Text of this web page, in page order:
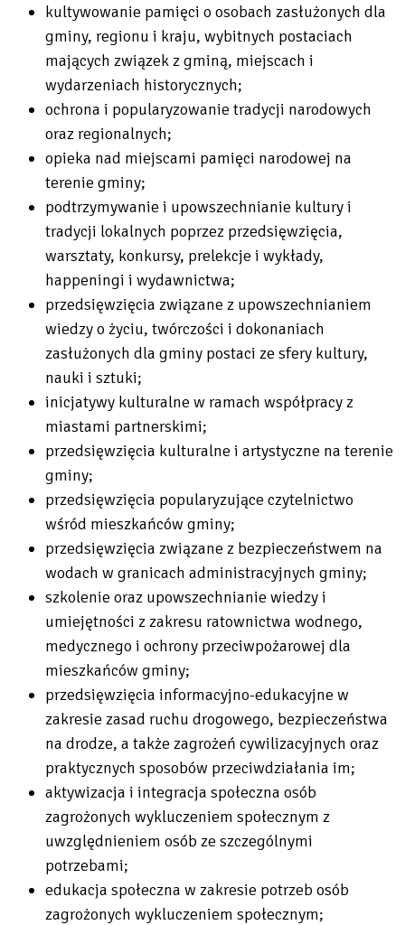
kultywowanie pamięci o osobach zasłużonych dla
gminy, regionu i kraju, wybitnych postaciach
mających związek z gminą, miejscach i
wydarzeniach historycznych;
ochrona i popularyzowanie tradycji narodowych
oraz regionalnych;
opieka nad miejscami pamięci narodowej na
terenie gminy;
podtrzymywanie i upowszechnianie kultury i
tradycji lokalnych poprzez przedsięwzięcia,
warsztaty, konkursy, prelekcje i wykłady,
happeningi i wydawnictwa;
przedsięwzięcia związane z upowszechnianiem
wiedzy o życiu, twórczości i dokonaniach
zasłużonych dla gminy postaci ze sfery kultury,
nauki i sztuki;
inicjatywy kulturalne w ramach współpracy z
miastami partnerskimi;
przedsięwzięcia kulturalne i artystyczne na terenie
gminy;
przedsięwzięcia popularyzujące czytelnictwo
wśród mieszkańców gminy;
przedsięwzięcia związane z bezpieczeństwem na
wodach w granicach administracyjnych gminy;
szkolenie oraz upowszechnianie wiedzy i
umiejętności z zakresu ratownictwa wodnego,
medycznego i ochrony przeciwpożarowej dla
mieszkańców gminy;
przedsięwzięcia informacyjno-edukacyjne w
zakresie zasad ruchu drogowego, bezpieczeństwa
na drodze, a także zagrożeń cywilizacyjnych oraz
praktycznych sposobów przeciwdziałania im;
aktywizacja i integracja społeczna osób
zagrożonych wykluczeniem społecznym z
uwzględnieniem osób ze szczególnymi
potrzebami;
edukacja społeczna w zakresie potrzeb osób
zagrożonych wykluczeniem społecznym;